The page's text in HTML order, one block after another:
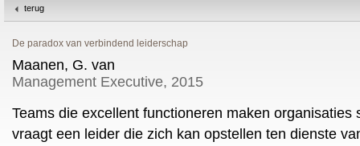
terug
De paradox van verbindend leiderschap
Maanen, G. van
Management Executive, 2015
Teams die excellent functioneren maken organisaties
vraagt een leider die zich kan opstellen ten dienste